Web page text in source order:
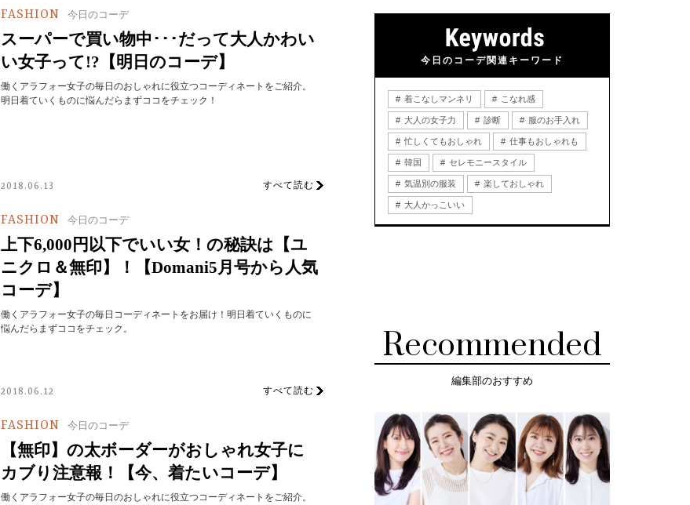
FASHION 今日のコーデ
スーパーで買い物中･･･だって大人かわい
い女子って!?【明日のコーデ】
働くアラフォー女子の毎日のおしゃれに役立つコーディネートをご紹介。
明日着ていくものに悩んだらまずココをチェック！
2018.06.13 すべて読む
FASHION 今日のコーデ
上下6,000円以下でいい女！の秘訣は【ユ
ニクロ＆無印】！【Domani5月号から人気
コーデ】
働くアラフォー女子の毎日コーディネートをお届け！明日着ていくものに
悩んだらまずココをチェック。
2018.06.12 すべて読む
FASHION 今日のコーデ
【無印】の太ボーダーがおしゃれ女子に
カブり注意報！【今、着たいコーデ】
働くアラフォー女子の毎日のおしゃれに役立つコーディネートをご紹介。
今日のコーデ関連キーワード
着こなしマンネリ こなれ感
大人の女子力 診断 服のお手入れ
忙しくてもおしゃれ 仕事もおしゃれも
韓国 セレモニースタイル
気温別の服装 楽しておしゃれ
大人かっこいい
Recommended
編集部のおすすめ